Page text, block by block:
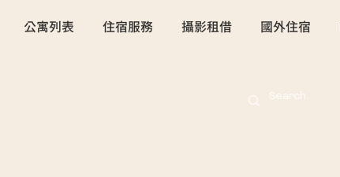
公寓列表 住宿服務 攝影租借 國外住宿